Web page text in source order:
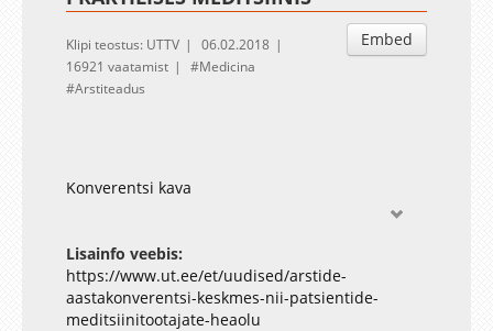
Embed
Klipi teostus: UTTV
06.02.2018
16921 vaatamist
Medicina
Arstiteadus
Konverentsi kava
Lisainfo veebis:
https://www.ut.ee/et/uudised/arstide-
aastakonverentsi-keskmes-nii-patsientide-
meditsiinitootajate-heaolu